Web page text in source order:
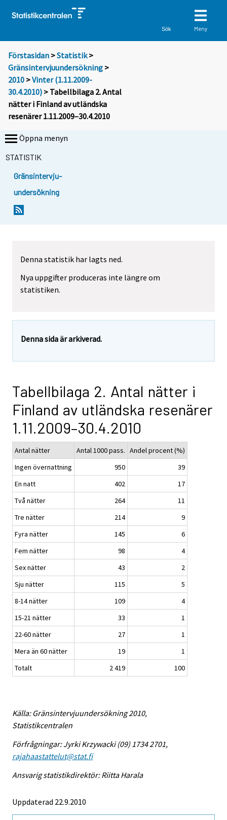
Sök Meny
Förstasidan >Statistik >
Gränsintervjuundersökning >
2010 >Vinter (1.11.2009-
30.4.2010) > Tabellbilaga 2. Antal
nätter i Finland av utländska
resenärer 1.11.2009–30.4.2010
Öppna menyn
STATISTIK
Gränsintervju-
undersökning
Denna statistik har lagts ned.
Nya uppgifter produceras inte längre om
statistiken.
Denna sida är arkiverad.
Tabellbilaga 2. Antal nätter i
Finland av utländska resenärer
1.11.2009–30.4.2010
Antal nätter Antal 1000 pass. Andel procent (%)
Ingen övernattning
950
39
En natt
402
17
Två nätter
264
11
Tre nätter
214
9
Fyra nätter
145
6
Fem nätter
98
4
Sex nätter
43
2
Sju nätter
115
5
8-14 nätter
109
4
15-21 nätter
33
1
22-60 nätter
27
1
Mera än 60 nätter
19
1
Totalt
2 419 100
Källa: Gränsintervjuundersökning 2010,
Statistikcentralen
Förfrågningar: Jyrki Krzywacki (09) 1734 2701,
rajahaastattelut@stat.fi
Ansvarig statistikdirektör: Riitta Harala
Uppdaterad 22.9.2010